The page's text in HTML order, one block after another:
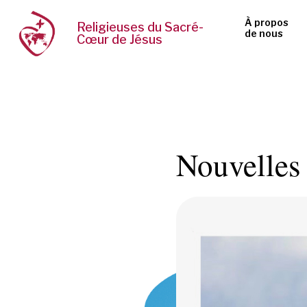
Religieuses du Sacré-
Cœur de Jésus
À propos
de nous